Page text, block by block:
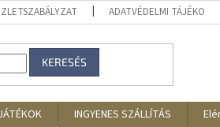
ADATVÉDELMI
KERESÉS
INGYENES SZÁLLÍTÁS